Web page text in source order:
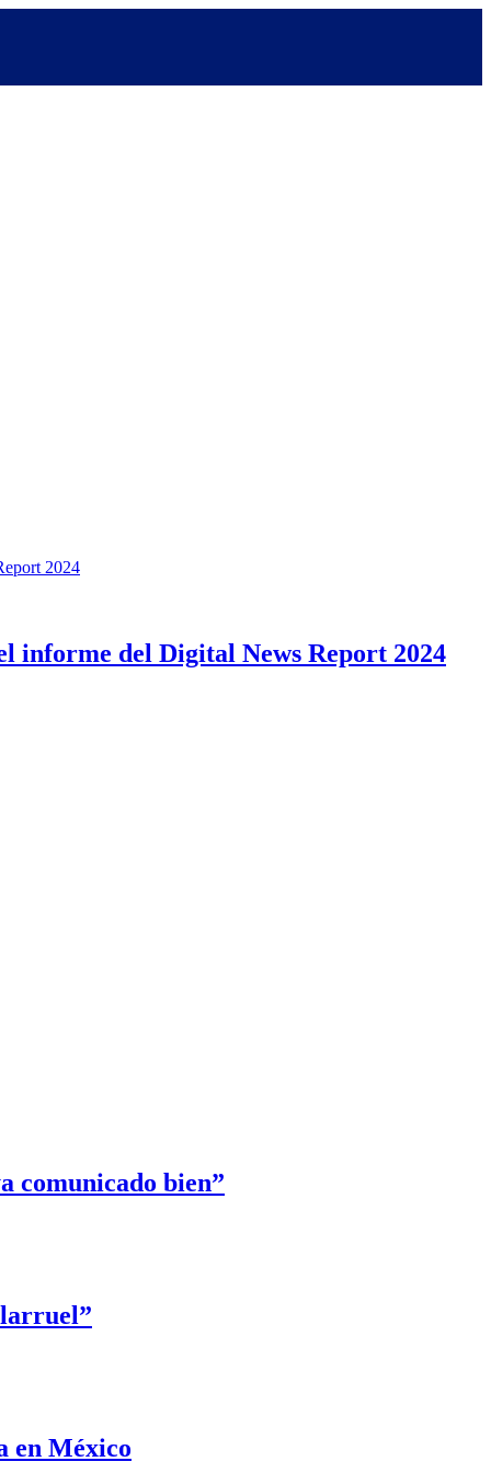
informe del Digital News Report 2024
comunicado bien”
en México